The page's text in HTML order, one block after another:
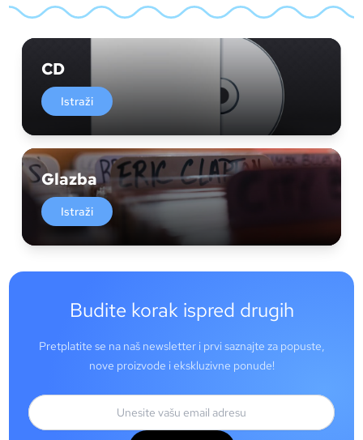
CD
Istraži
Glazba
Istraži
Budite korak ispred drugih
Pretplatite se na naš newsletter i prvi saznajte za popuste,
nove proizvode i ekskluzivne ponude!